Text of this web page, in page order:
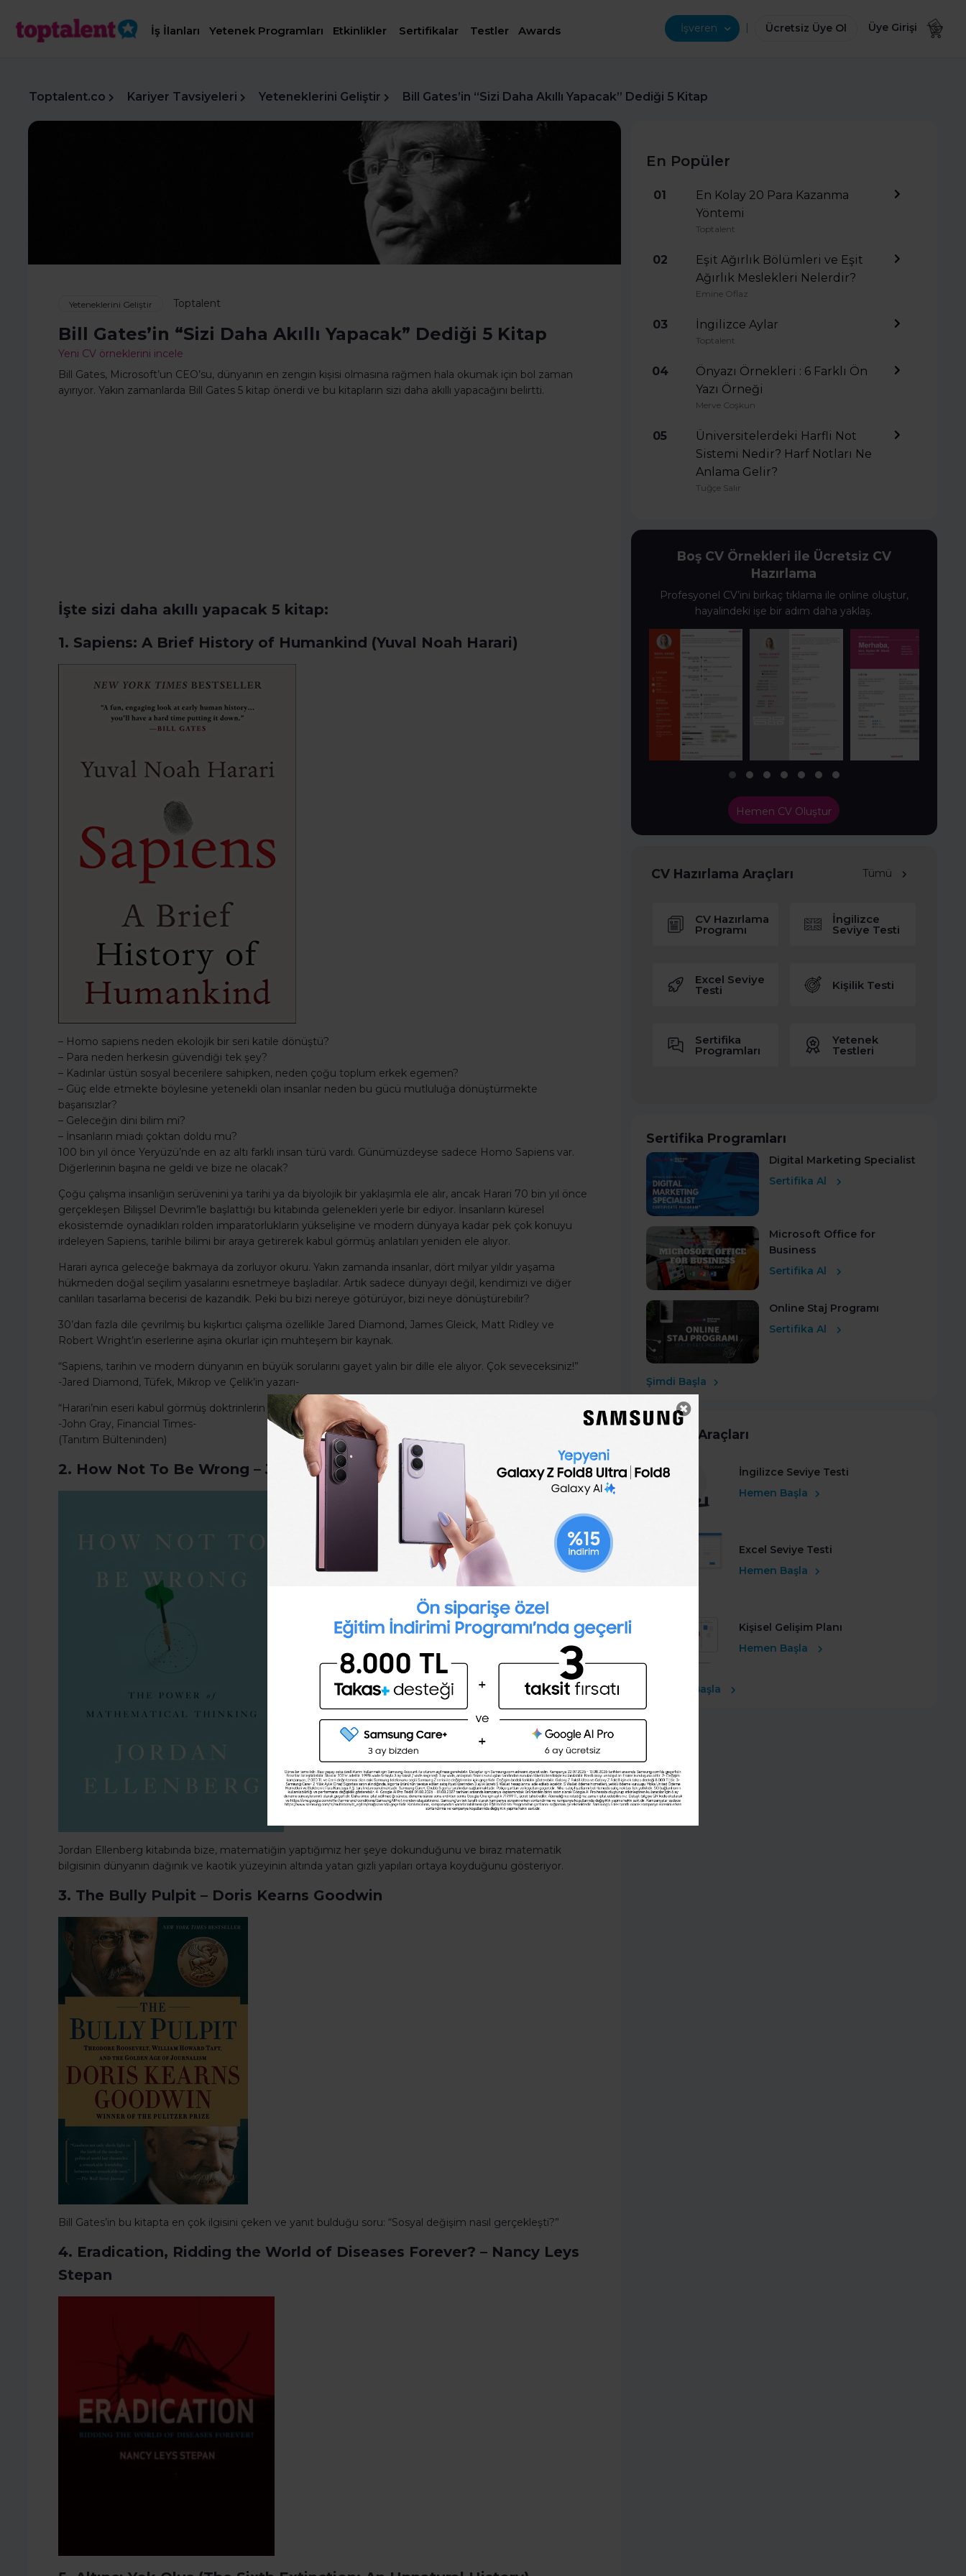
İş İlanları Yetenek Programları Etkinlikler Sertifikalar Testler Awards İşveren | Ücretsiz Üye Ol Üye Girişi
28 günlük kişisel gelişim planını
oluşturmak ister misin ?
Toptalent.co Kariyer Tavsiyeleri Yeteneklerini Geliştir Bill Gates’in “Sizi Daha Akıllı Yapacak” Dediği 5 Kitap
Yeteneklerini Geliştir Toptalent
Bill Gates’in “Sizi Daha Akıllı Yapacak” Dediği 5 Kitap
Yeni CV örneklerini incele
Bill Gates, Microsoft’un CEO’su, dünyanın en zengin kişisi olmasına rağmen hala okumak için bol zaman
ayırıyor. Yakın zamanlarda Bill Gates 5 kitap önerdi ve bu kitapların sizi daha akıllı yapacağını belirtti.
İşte sizi daha akıllı yapacak 5 kitap:
1. Sapiens: A Brief History of Humankind (Yuval Noah Harari)
– Homo sapiens neden ekolojik bir seri katile dönüştü?
– Para neden herkesin güvendiği tek şey?
– Kadınlar üstün sosyal becerilere sahipken, neden çoğu toplum erkek egemen?
– Güç elde etmekte böylesine yetenekli olan insanlar neden bu gücü mutluluğa dönüştürmekte
başarısızlar?
– Geleceğin dini bilim mi?
– İnsanların miadı çoktan doldu mu?
100 bin yıl önce Yeryüzü’nde en az altı farklı insan türü vardı. Günümüzdeyse sadece Homo Sapiens var.
Diğerlerinin başına ne geldi ve bize ne olacak?
Çoğu çalışma insanlığın serüvenini ya tarihi ya da biyolojik bir yaklaşımla ele alır, ancak Harari 70 bin yıl önce
gerçekleşen Bilişsel Devrim’le başlattığı bu kitabında gelenekleri yerle bir ediyor. İnsanların küresel
ekosistemde oynadıkları rolden imparatorlukların yükselişine ve modern dünyaya kadar pek çok konuyu
irdeleyen Sapiens, tarihle bilimi bir araya getirerek kabul görmüş anlatıları yeniden ele alıyor.
Harari ayrıca geleceğe bakmaya da zorluyor okuru. Yakın zamanda insanlar, dört milyar yıldır yaşama
hükmeden doğal seçilim yasalarını esnetmeye başladılar. Artık sadece dünyayı değil, kendimizi ve diğer
canlıları tasarlama becerisi de kazandık. Peki bu bizi nereye götürüyor, bizi neye dönüştürebilir?
30’dan fazla dile çevrilmiş bu kışkırtıcı çalışma özellikle Jared Diamond, James Gleick, Matt Ridley ve
Robert Wright’ın eserlerine aşina okurlar için muhteşem bir kaynak.
“Sapiens, tarihin ve modern dünyanın en büyük sorularını gayet yalın bir dille ele alıyor. Çok seveceksiniz!”
-Jared Diamond, Tüfek, Mikrop ve Çelik’in yazarı-
“Harari’nin eseri kabul görmüş doktrinlerin karşısında duran fikirler ve şaşırtıcı gerçeklerle bezeli.”
-John Gray, Financial Times-
(Tanıtım Bülteninden)
2. How Not To Be Wrong – Jordan-Ellenberg
Jordan Ellenberg kitabında bize, matematiğin yaptığımız her şeye dokunduğunu ve biraz matematik
bilgisinin dünyanın dağınık ve kaotik yüzeyinin altında yatan gizli yapıları ortaya koyduğunu gösteriyor.
3. The Bully Pulpit – Doris Kearns Goodwin
Bill Gates’in bu kitapta en çok ilgisini çeken ve yanıt bulduğu soru: “Sosyal değişim nasıl gerçekleşti?”
4. Eradication, Ridding the World of Diseases Forever? – Nancy Leys
Stepan
En Popüler
01
En Kolay 20 Para Kazanma
Yöntemi
Toptalent
02
Eşit Ağırlık Bölümleri ve Eşit
Ağırlık Meslekleri Nelerdir?
Emine Oflaz
03 İngilizce Aylar
Toptalent
04
Önyazı Örnekleri : 6 Farklı Ön
Yazı Örneği
Merve Coşkun
05
Üniversitelerdeki Harfli Not
Sistemi Nedir? Harf Notları Ne
Anlama Gelir?
Tuğçe Salır
Boş CV Örnekleri ile Ücretsiz CV
Hazırlama
Profesyonel CV’ini birkaç tıklama ile online oluştur,
hayalindeki işe bir adım daha yaklaş.
Hemen CV Oluştur
CV Hazırlama Araçları Tümü
CV Hazırlama
Programı
İngilizce
Seviye Testi
Excel Seviye
Testi Kişilik Testi
Sertifika
Programları
Yetenek
Testleri
Sertifika Programları
Digital Marketing Specialist
Sertifika Al
Microsoft Office for
Business
Sertifika Al
Online Staj Programı
Sertifika Al
Şimdi Başla
Kariyer Araçları
İngilizce Seviye Testi
Hemen Başla
Excel Seviye Testi
Hemen Başla
Kişisel Gelişim Planı
Hemen Başla
Ücretsiz Başla